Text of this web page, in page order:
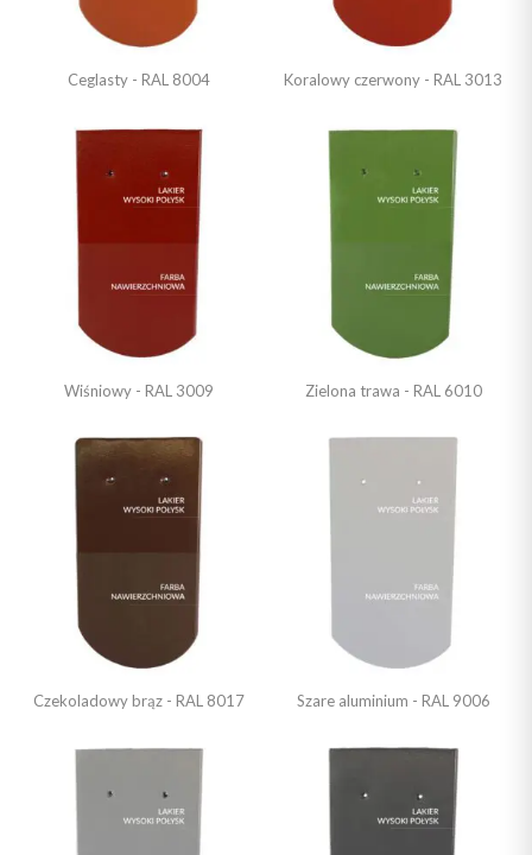
Ceglasty - RAL 8004 Koralowy czerwony - RAL 3013
Wiśniowy - RAL 3009 Zielona trawa - RAL 6010
Czekoladowy brąz - RAL 8017 Szare aluminium - RAL 9006